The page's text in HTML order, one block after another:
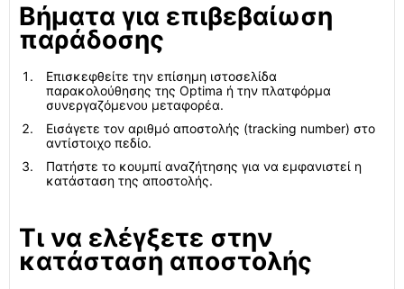
Βήματα για επιβεβαίωση
παράδοσης
Επισκεφθείτε την επίσημη ιστοσελίδα
παρακολούθησης της Optima ή την πλατφόρμα
συνεργαζόμενου μεταφορέα.
Εισάγετε τον αριθμό αποστολής (tracking number) στο
αντίστοιχο πεδίο.
Πατήστε το κουμπί αναζήτησης για να εμφανιστεί η
κατάσταση της αποστολής.
Τι να ελέγξετε στην
κατάσταση αποστολής